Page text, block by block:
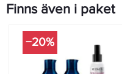
Finns även i paket
−20%